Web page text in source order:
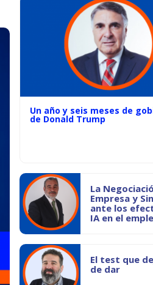
Un año y seis meses de
de Donald Trump
La
Empresa y
ante los
IA en el
El test que
de dar